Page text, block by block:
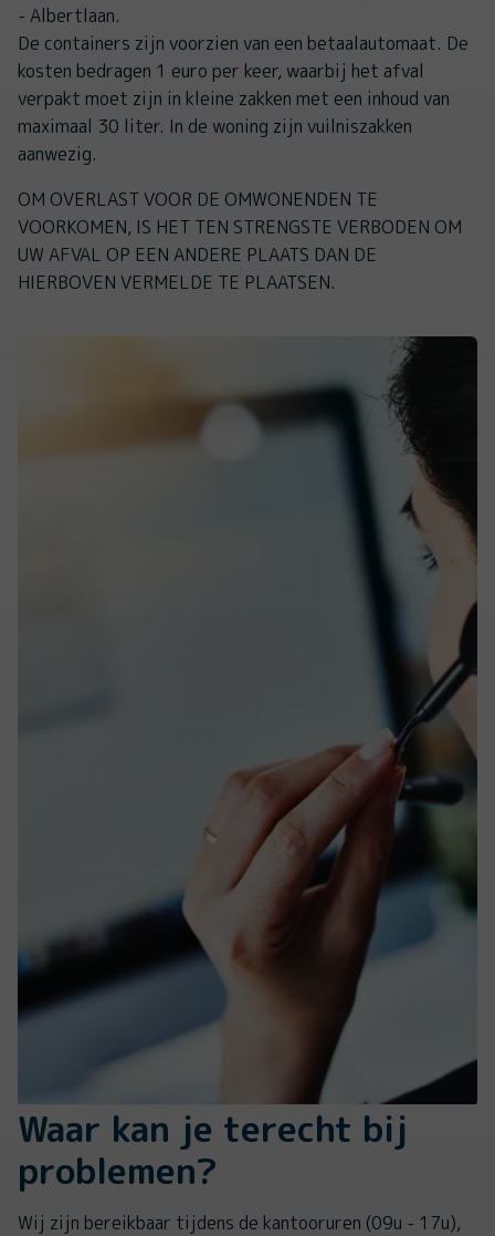
- Albertlaan.
De containers zijn voorzien van een betaalautomaat. De
kosten bedragen 1 euro per keer, waarbij het afval
verpakt moet zijn in kleine zakken met een inhoud van
maximaal 30 liter. In de woning zijn vuilniszakken
aanwezig.
OM OVERLAST VOOR DE OMWONENDEN TE
VOORKOMEN, IS HET TEN STRENGSTE VERBODEN OM
UW AFVAL OP EEN ANDERE PLAATS DAN DE
HIERBOVEN VERMELDE TE PLAATSEN.
Waar kan je terecht bij
problemen?
Wij zijn bereikbaar tijdens de kantooruren (09u - 17u),